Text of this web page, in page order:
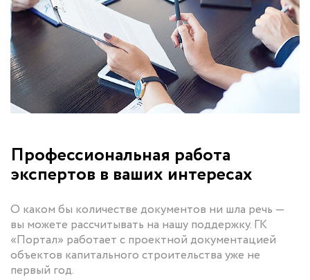
Профессиональная работа
экспертов в ваших интересах
О каком бы количестве документов ни шла речь —
вы можете рассчитывать на нашу поддержку. ГК
«Портал» работает с проектной документацией
объектов капитального строительства уже не
первый год.